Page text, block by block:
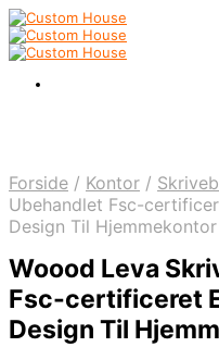
Forside / Kontor /
Ubehandlet Fsc-
Design Til Hjemmekontor
Woood Leva
Fsc-certificeret
Design Til